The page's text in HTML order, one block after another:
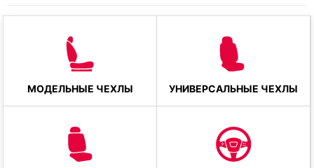
МОДЕЛЬНЫЕ ЧЕХЛЫ УНИВЕРСАЛЬНЫЕ ЧЕХЛЫ